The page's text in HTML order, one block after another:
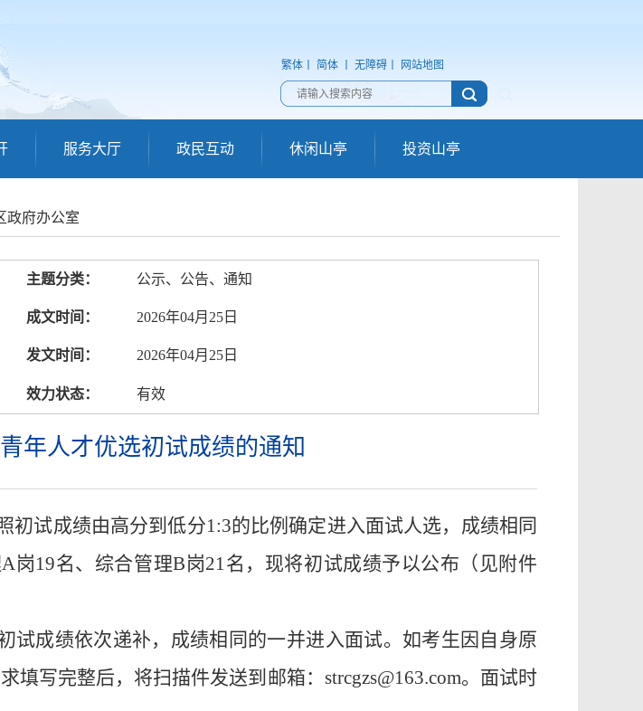
繁体 简体 无障碍 网站地图
服务大厅 政民互动 休闲山亭 投资山亭
政府办公室
主题分类： 公示、公告、通知
成文时间： 2026年04月25日
发文时间： 2026年04月25日
效力状态： 有效
年人才优选初试成绩的通知
初试成绩由高分到低分1:3的比例确定进入面试人选，成绩相同
岗19名、综合管理B岗21 名，现将初试成绩予以公布（见附件
试成绩依次递补，成绩相同的一并进入面试。如考生因自身原
填写完整后，将扫描件发送到邮箱： strcgzs@163.com。面试时